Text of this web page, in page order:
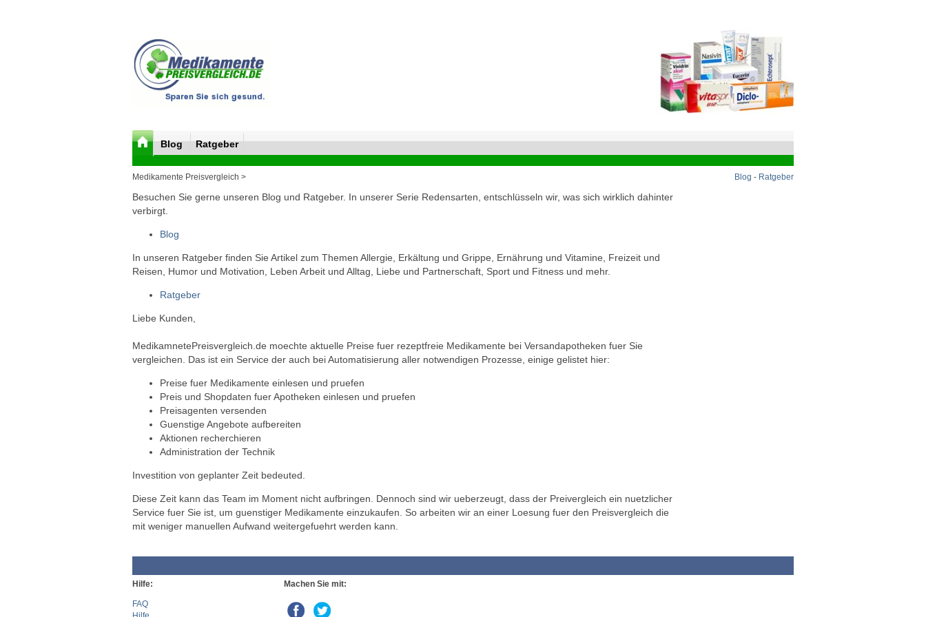
Blog Ratgeber
Medikamente Preisvergleich > Blog - Ratgeber
Besuchen Sie gerne unseren Blog und Ratgeber. In unserer Serie Redensarten, entschlüsseln wir, was sich wirklich dahinter
verbirgt.
Blog
In unseren Ratgeber finden Sie Artikel zum Themen Allergie, Erkältung und Grippe, Ernährung und Vitamine, Freizeit und
Reisen, Humor und Motivation, Leben Arbeit und Alltag, Liebe und Partnerschaft, Sport und Fitness und mehr.
Ratgeber
Liebe Kunden,
MedikamnetePreisvergleich.de moechte aktuelle Preise fuer rezeptfreie Medikamente bei Versandapotheken fuer Sie
vergleichen. Das ist ein Service der auch bei Automatisierung aller notwendigen Prozesse, einige gelistet hier:
Preise fuer Medikamente einlesen und pruefen
Preis und Shopdaten fuer Apotheken einlesen und pruefen
Preisagenten versenden
Guenstige Angebote aufbereiten
Aktionen recherchieren
Administration der Technik
Investition von geplanter Zeit bedeuted.
Diese Zeit kann das Team im Moment nicht aufbringen. Dennoch sind wir ueberzeugt, dass der Preivergleich ein nuetzlicher
Service fuer Sie ist, um guenstiger Medikamente einzukaufen. So arbeiten wir an einer Loesung fuer den Preisvergleich die
mit weniger manuellen Aufwand weitergefuehrt werden kann.
Hilfe:
FAQ
Machen Sie mit: